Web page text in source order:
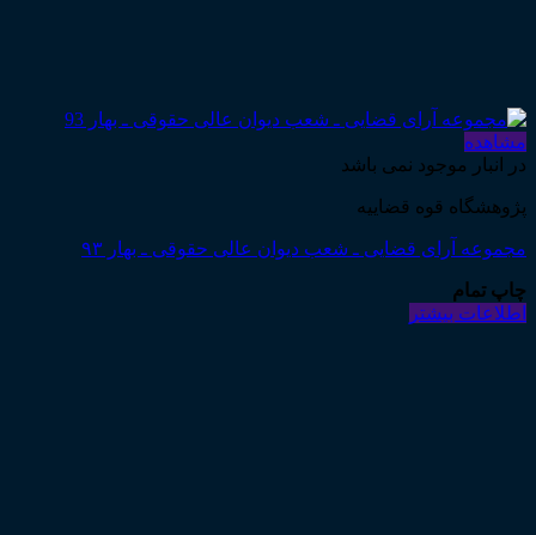
مشاهده
در انبار موجود نمی باشد
پژوهشگاه قوه قضاییه
مجموعه آرای قضایی ـ شعب دیوان عالی حقوقی ـ بهار ۹۳
چاپ تمام
اطلاعات بیشتر